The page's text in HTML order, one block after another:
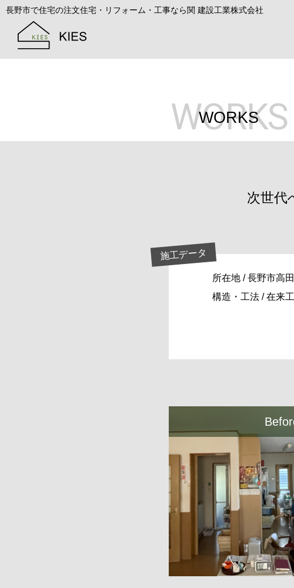
長野市で住宅の注文住宅・リフォーム・工事なら関 建設工業株式会社
WORKS
WORKS
次世代
施工データ
所在地 / 長野市高田
構造・工法 / 在来